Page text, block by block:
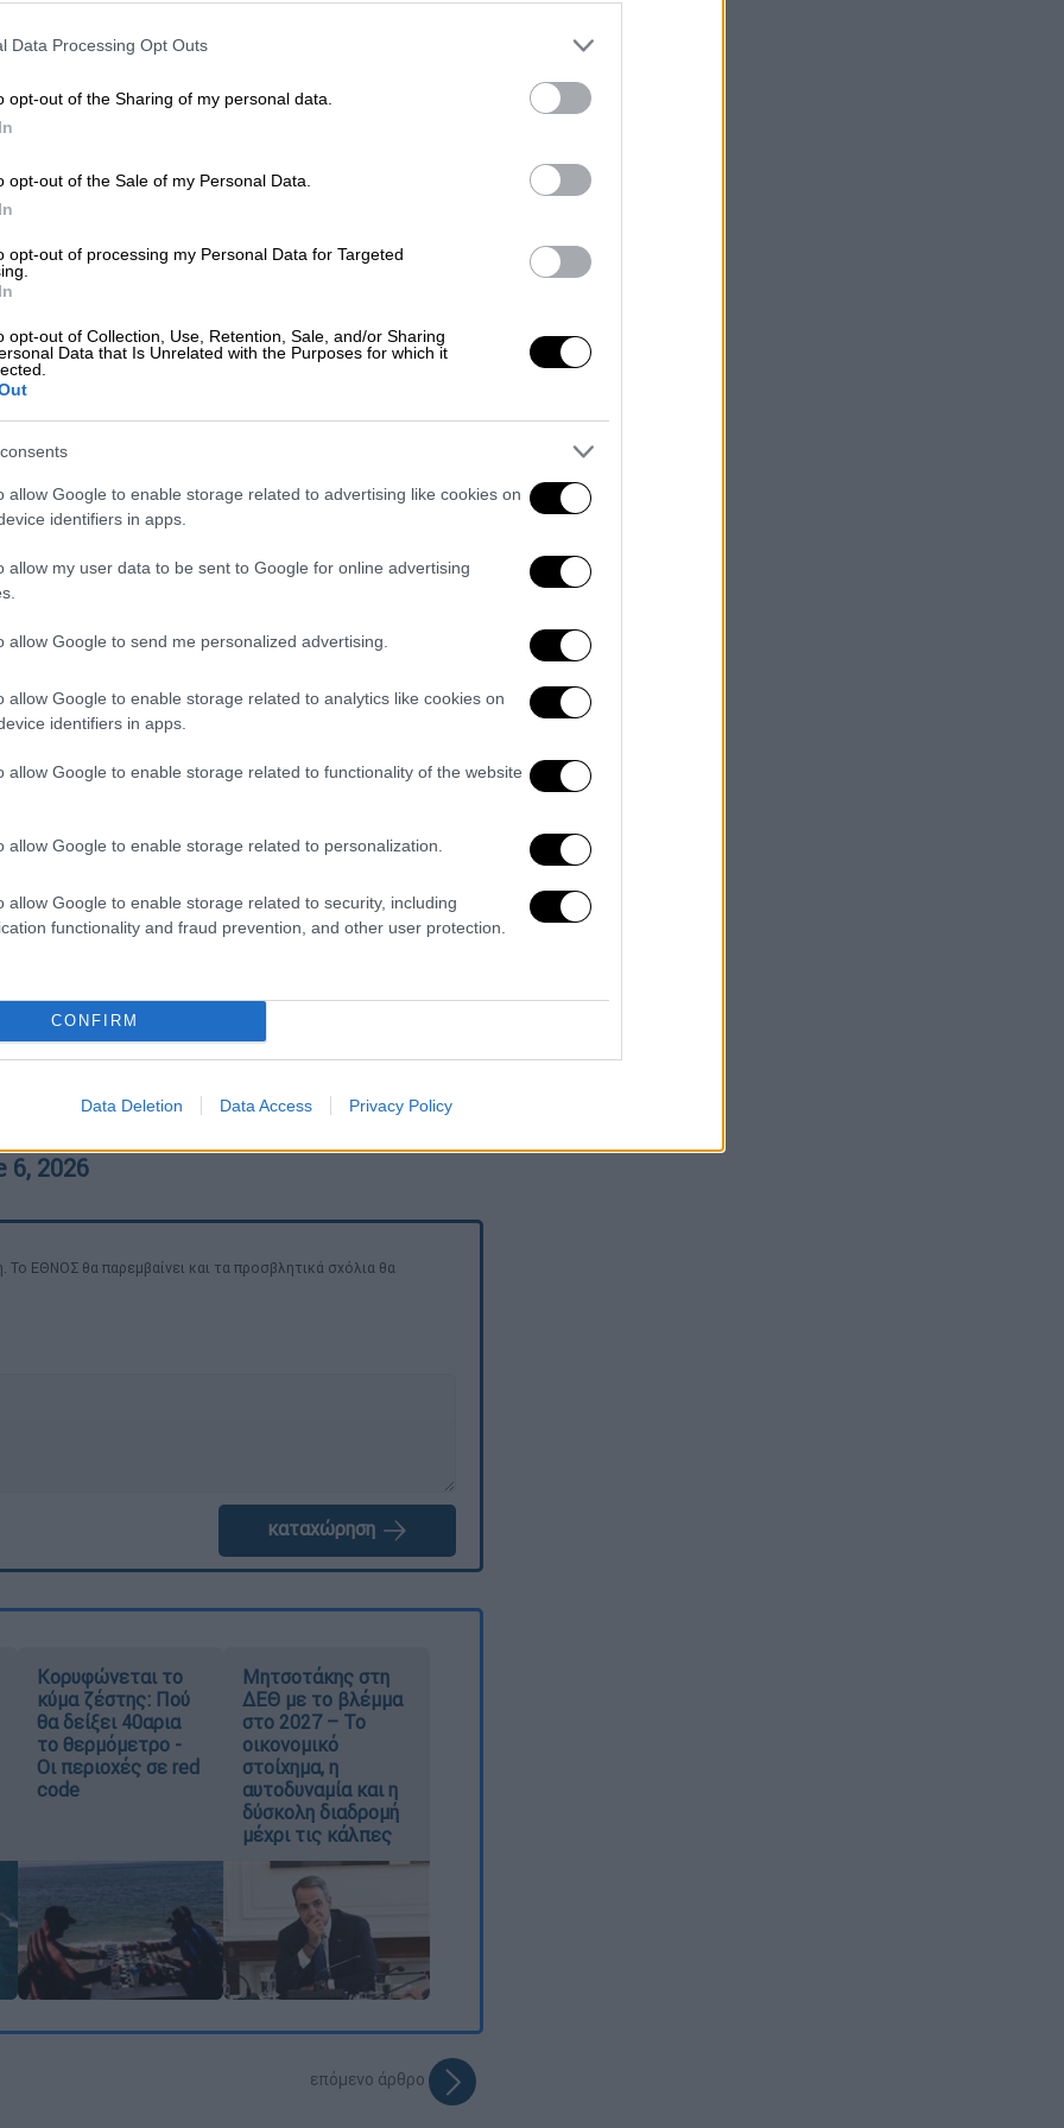
Data Processing Opt Outs
opt-out of the Sharing of my personal data.
opt-out of the Sale of my Personal Data.
opt-out of processing my Personal Data for Targeted
opt-out of Collection, Use, Retention, Sale, and/or Sharing
Data that Is Unrelated with the Purposes for which it
allow Google to enable storage related to advertising like cookies on
identifiers in apps.
allow my user data to be sent to Google for online advertising
allow Google to send me personalized advertising.
allow Google to enable storage related to analytics like cookies on
identifiers in apps.
allow Google to enable storage related to functionality of the website
allow Google to enable storage related to personalization.
allow Google to enable storage related to security, including
functionality and fraud prevention, and other user protection.
CONFIRM
Data Deletion Data Access Privacy Policy
δήλωσε ότι
Ποιος είναι ο φοιτητής
τον Μόντι
τα αμυντικά του συστήματα
απόσταση περίπου 1.000 χιλιομέτρων
ς – προς τα οπλοστάσια του εχθρικού
έγραψε ο Ουκρανός πρόεδρος
ruler wants to keep fighting. That is
aggression are working. Last night,
1,000 kilometers to the St.
arsenals and a base…
Зеленський (@ZelenskyyUa)June
τις εκκλήσεις του για
αυτός ο πόλεμος
. Αλλά ο ηγέτης
ουκρανικά αντιαεροπορικά κατέρριψαν
Αεροπορία το Σάββατο.
attacking Saint Petersburg for
6, 2026
ΕΘΝΟΣ θα παρεμβαίνει και τα προσβλητικά σχόλια θα
καταχώρηση
Κορυφώνεται το
κύμα ζέστης: Πού
θα δείξει 40αρια
το θερμόμετρο -
Οι περιοχές σε red
code
Μητσοτάκης στη
ΔΕΘ με το βλέμμα
στο 2027 – Το
οικονομικό
στοίχημα, η
αυτοδυναμία και η
δύσκολη διαδρομή
μέχρι τις κάλπες
επόμενο άρθρο